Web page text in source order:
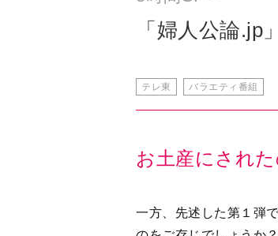
お土産にされ
のをご存じでしょうか
お土産とされたのはな